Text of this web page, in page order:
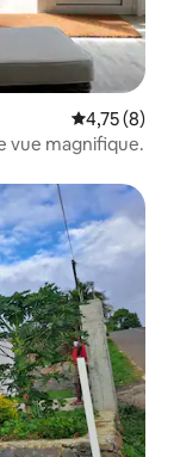
Note
4,75 (8)
vue magnifique.